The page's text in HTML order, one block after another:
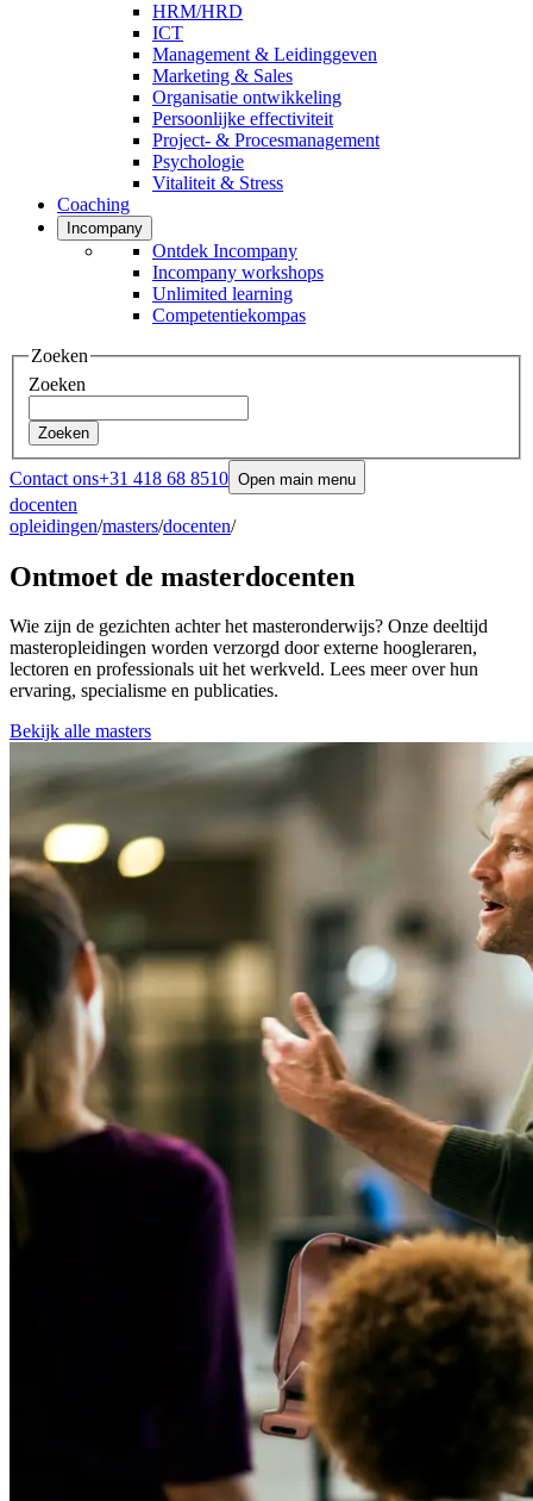
HRM/HRD
ICT
Management & Leidinggeven
Marketing & Sales
Organisatie ontwikkeling
Persoonlijke effectiviteit
Project- & Procesmanagement
Psychologie
Vitaliteit & Stress
Coaching
Incompany
Ontdek Incompany
Incompany workshops
Unlimited learning
Competentiekompas
Zoeken
Zoeken
Zoeken
Contact ons+31 418 68 8510 Open main menu
docenten
opleidingen/masters/docenten/
Ontmoet de masterdocenten
Wie zijn de gezichten achter het masteronderwijs? Onze deeltijd
masteropleidingen worden verzorgd door externe hoogleraren,
lectoren en professionals uit het werkveld. Lees meer over hun
ervaring, specialisme en publicaties.
Bekijk alle masters